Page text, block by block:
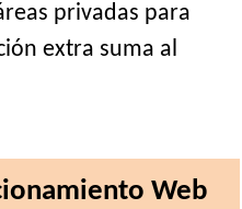
privadas para
extra suma al
Web